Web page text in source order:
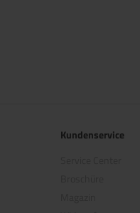
Kundenservice